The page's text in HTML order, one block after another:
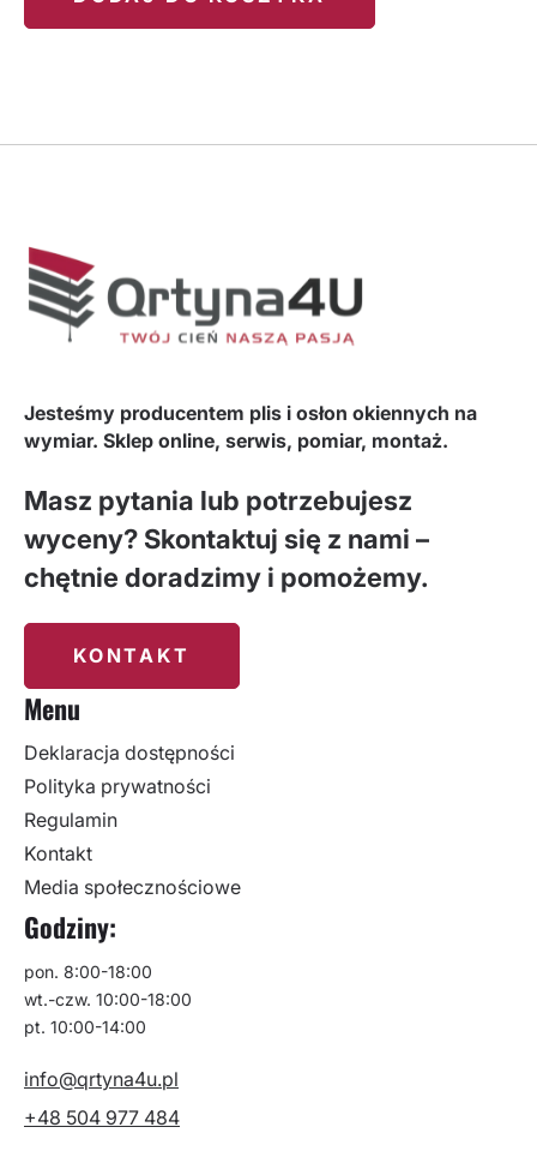
Jesteśmy producentem plis i osłon okiennych na
wymiar. Sklep online, serwis, pomiar, montaż.
Menu
Deklaracja dostępności
Polityka prywatności
Regulamin
Kontakt
Media społecznościowe
Godziny:
pon. 8:00-18:00
wt.-czw. 10:00-18:00
pt. 10:00-14:00
info@qrtyna4u.pl
+48 504 977 484
Masz pytania lub potrzebujesz
wyceny? Skontaktuj się z nami –
chętnie doradzimy i pomożemy.
KONTAKT